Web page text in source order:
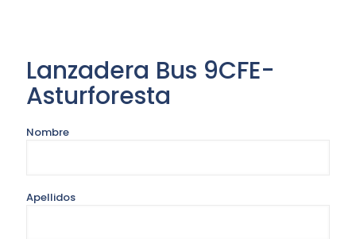
Lanzadera Bus 9CFE-
Asturforesta
Nombre
Apellidos